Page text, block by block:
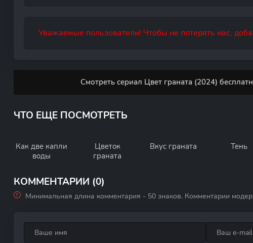
Уважаемые пользователи! Чтобы не потерять нас,
Смотреть сериал Цвет граната (2024)
ЧТО ЕЩЕ ПОСМОТРЕТЬ
Как две капли
воды
Цветок
граната
Вкус граната Тень
КОММЕНТАРИИ (0)
Минимальная длина комментария - 50 знаков. Комментарии